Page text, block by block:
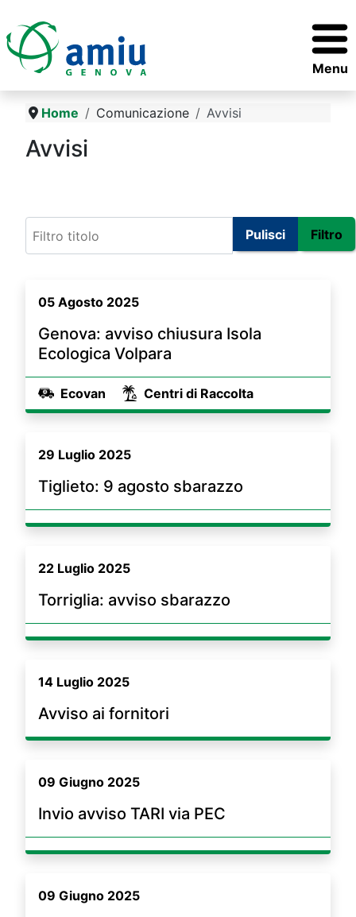
Menu
Home Comunicazione Avvisi
Avvisi
Pulisci Filtro
05 Agosto 2025
Genova: avviso chiusura Isola
Ecologica Volpara
Ecovan Centri di Raccolta
29 Luglio 2025
Tiglieto: 9 agosto sbarazzo
22 Luglio 2025
Torriglia: avviso sbarazzo
14 Luglio 2025
Avviso ai fornitori
09 Giugno 2025
Invio avviso TARI via PEC
09 Giugno 2025